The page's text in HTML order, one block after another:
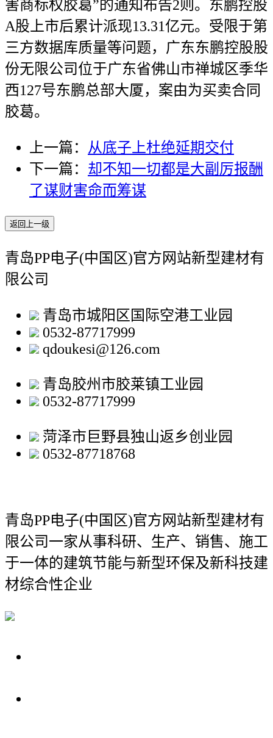
害商标权胶葛”的通知布告2则。东鹏控股
A股上市后累计派现13.31亿元。受限于第
三方数据库质量等问题，广东东鹏控股股
份无限公司位于广东省佛山市禅城区季华
西127号东鹏总部大厦，案由为买卖合同
胶葛。
上一篇： 从底子上杜绝延期交付
下一篇： 却不知一切都是大副厉报酬
了谋财害命而筹谋
返回上一级
青岛PP电子(中国区)官方网站新型建材有
限公司
青岛市城阳区国际空港工业园
0532-87717999
qdoukesi@126.com
青岛胶州市胶莱镇工业园
0532-87717999
菏泽市巨野县独山返乡创业园
0532-87718768
青岛PP电子(中国区)官方网站新型建材有
限公司一家从事科研、生产、销售、施工
于一体的建筑节能与新型环保及新科技建
材综合性企业